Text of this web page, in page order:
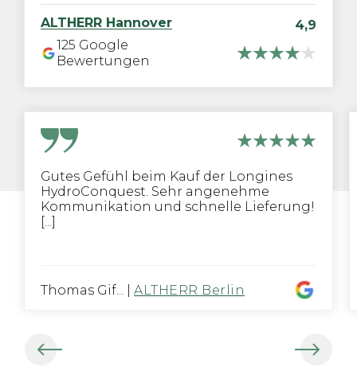
ALTHERR Hannover
4,9
125 Google
Bewertungen
Gutes Gefühl beim Kauf der Longines
HydroConquest. Sehr angenehme
Kommunikation und schnelle Lieferung!
[...]
Thomas Gif... ALTHERR Berlin